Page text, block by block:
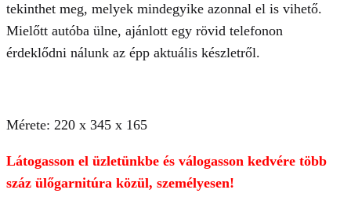
tekinthet meg, melyek mindegyike azonnal el is vihető.
Mielőtt autóba ülne, ajánlott egy rövid telefonon
érdeklődni nálunk az épp aktuális készletről.
Mérete: 220 x 345 x 165
Látogasson el üzletünkbe és válogasson kedvére több
száz ülőgarnitúra közül, személyesen!